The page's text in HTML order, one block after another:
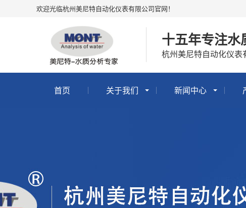
欢迎光临杭州美尼特自动化仪表有限公司官网！
十五年专注水
杭州美尼特自动化仪表
首页 关于我们 新闻中心